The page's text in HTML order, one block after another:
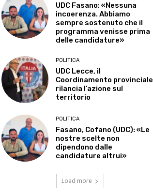
UDC Fasano: «Nessuna
incoerenza. Abbiamo
sempre sostenuto che il
programma venisse prima
delle candidature»
POLITICA
UDC Lecce, il
Coordinamento provinciale
rilancia l’azione sul
territorio
POLITICA
Fasano, Cofano (UDC): «Le
nostre scelte non
dipendono dalle
candidature altrui»
Load more